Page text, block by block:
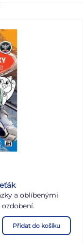
a oblíbenými
Přidat do košíku